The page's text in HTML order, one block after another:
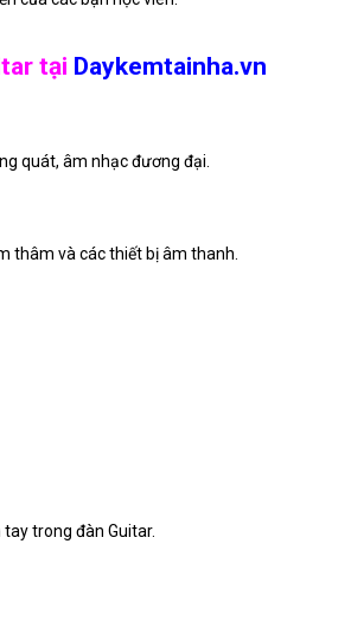
tại Daykemtainha.vn
quát, âm nhạc đương đại.
thâm và các thiết bị âm thanh.
trong đàn Guitar.